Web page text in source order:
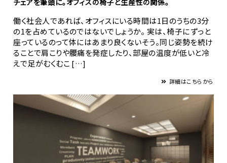
働く社会人であれば、オフィスにいる時間は1日のうちの3分
の1を占めているのではないでしょうか。 実は、椅子にずっと
座っているのって体にはあまり良くないそう。同じ姿勢を続け
ることで肩こりや腰痛を発症したり、部屋の温度が低いと冷
えで足がむくむこ […]
詳細はこちらから